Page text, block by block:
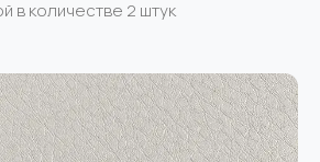
в количестве 2 штук